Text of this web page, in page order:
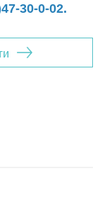
30-0-02.